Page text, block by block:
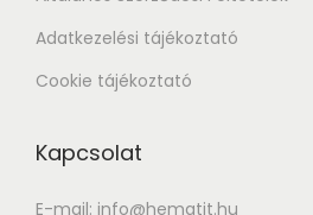
Adatkezelési tájékoztató
Cookie tájékoztató
Kapcsolat
E-mail: info@hematit.hu